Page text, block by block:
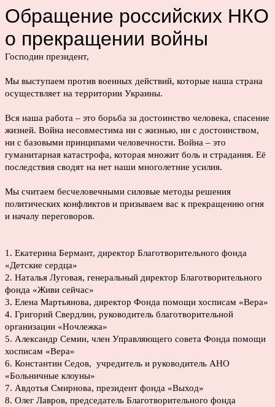
Обращение российских НКО
о прекращении войны
Господин президент,
Мы выступаем против военных действий, которые наша страна
осуществляет на территории Украины.
Вся наша работа – это борьба за достоинство человека, спасение
жизней. Война несовместима ни с жизнью, ни с достоинством,
ни с базовыми принципами человечности. Война – это
гуманитарная катастрофа, которая множит боль и страдания. Её
последствия сводят на нет наши многолетние усилия.
Мы считаем бесчеловечными силовые методы решения
политических конфликтов и призываем вас к прекращению огня
и началу переговоров.
1. Екатерина Бермант, директор Благотворительного фонда
«Детские сердца»
2. Наталья Луговая, генеральный директор Благотворительного
фонда «Живи сейчас»
3. Елена Мартьянова, директор Фонда помощи хосписам «Вера»
4. Григорий Свердлин, руководитель благотворительной
организации «Ночлежка»
​​5. Александр Семин, член Управляющего совета Фонда помощи
хосписам «Вера»
6. Константин Седов, учредитель и руководитель АНО
«Больничные клоуны»
7. Авдотья Смирнова, президент фонда «Выход»
8. Олег Лавров, председатель Благотворительного фонда